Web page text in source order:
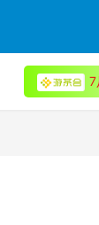
7